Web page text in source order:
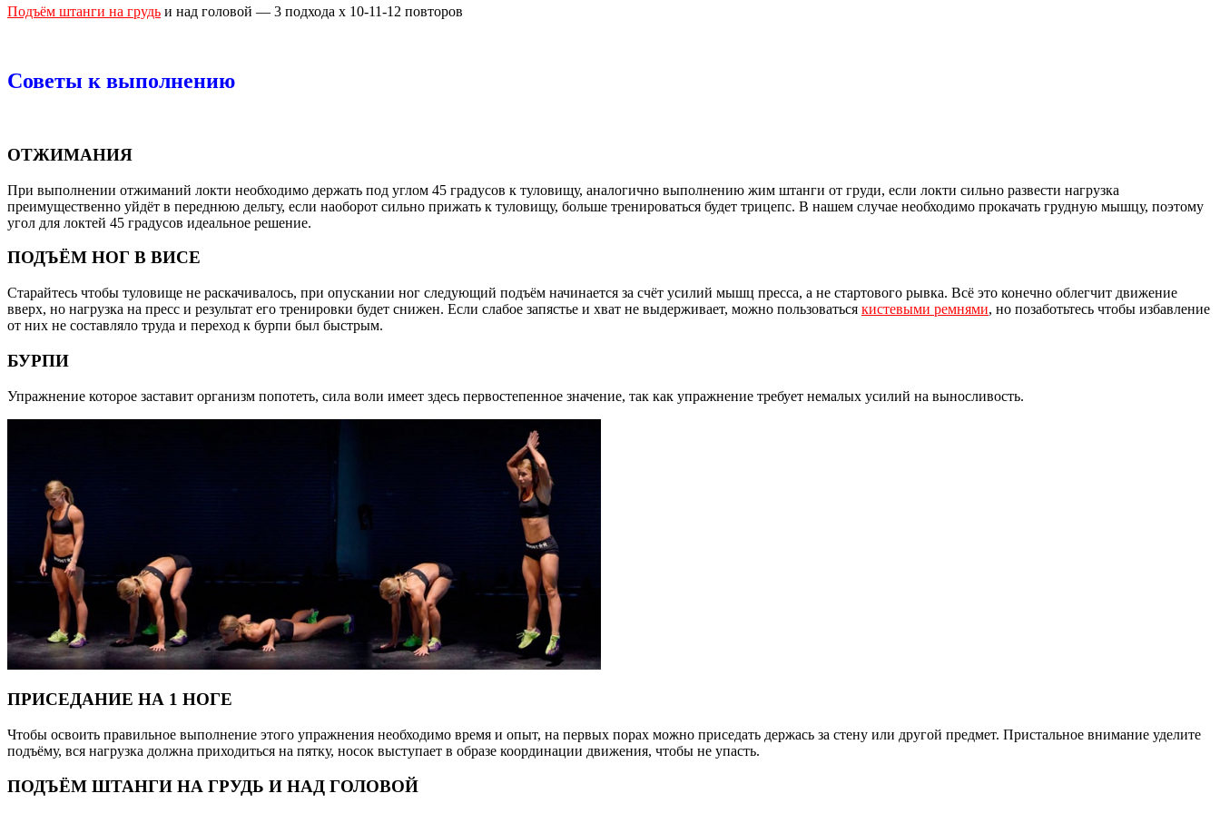
Подъём штанги на грудь и над головой — 3 подхода х 10-11-12 повторов
Советы к выполнению
ОТЖИМАНИЯ
При выполнении отжиманий локти необходимо держать под углом 45 градусов к туловищу, аналогично выполнению жим штанги от груди, если локти сильно развести нагрузка
преимущественно уйдёт в переднюю дельту, если наоборот сильно прижать к туловищу, больше тренироваться будет трицепс. В нашем случае необходимо прокачать грудную мышцу, поэтому
угол для локтей 45 градусов идеальное решение.
ПОДЪЁМ НОГ В ВИСЕ
Старайтесь чтобы туловище не раскачивалось, при опускании ног следующий подъём начинается за счёт усилий мышц пресса, а не стартового рывка. Всё это конечно облегчит движение
вверх, но нагрузка на пресс и результат его тренировки будет снижен. Если слабое запястье и хват не выдерживает, можно пользоваться кистевыми ремнями, но позаботьтесь чтобы избавление
от них не составляло труда и переход к бурпи был быстрым.
БУРПИ
Упражнение которое заставит организм попотеть, сила воли имеет здесь первостепенное значение, так как упражнение требует немалых усилий на выносливость.
ПРИСЕДАНИЕ НА 1 НОГЕ
Чтобы освоить правильное выполнение этого упражнения необходимо время и опыт, на первых порах можно приседать держась за стену или другой предмет. Пристальное внимание уделите
подъёму, вся нагрузка должна приходиться на пятку, носок выступает в образе координации движения, чтобы не упасть.
ПОДЪЁМ ШТАНГИ НА ГРУДЬ И НАД ГОЛОВОЙ